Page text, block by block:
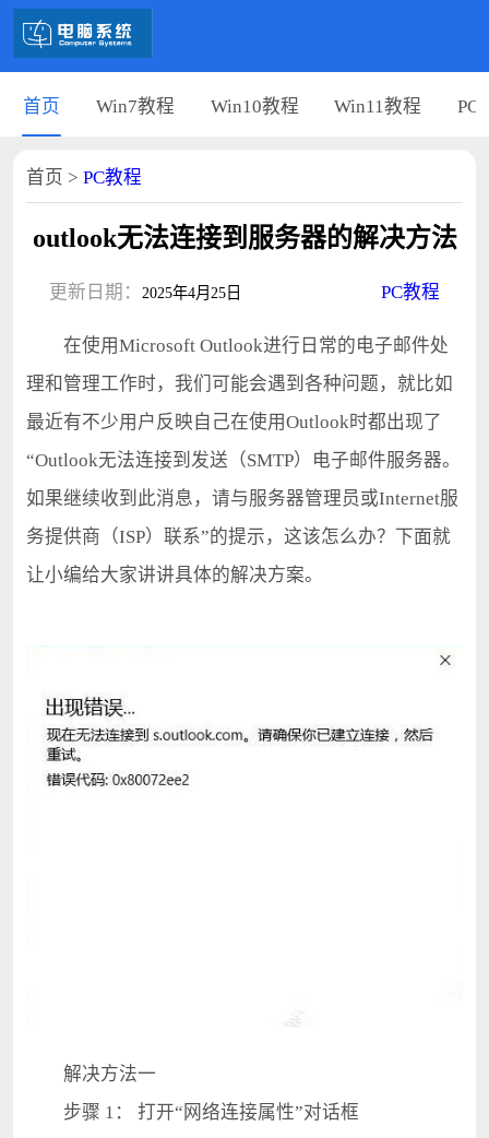
首页 Win7教程 Win10教程 Win11教程 PC
首页 > PC教程
outlook无法连接到服务器的解决方法
更新日期： 2025年4月25日 PC教程
在使用Microsoft Outlook进行日常的电子邮件处
理和管理工作时，我们可能会遇到各种问题，就比如
最近有不少用户反映自己在使用Outlook时都出现了
“Outlook无法连接到发送（SMTP）电子邮件服务器。
如果继续收到此消息，请与服务器管理员或Internet服
务提供商（ISP）联系”的提示，这该怎么办？下面就
让小编给大家讲讲具体的解决方案。
解决方法一
步骤 1： 打开“网络连接属性”对话框